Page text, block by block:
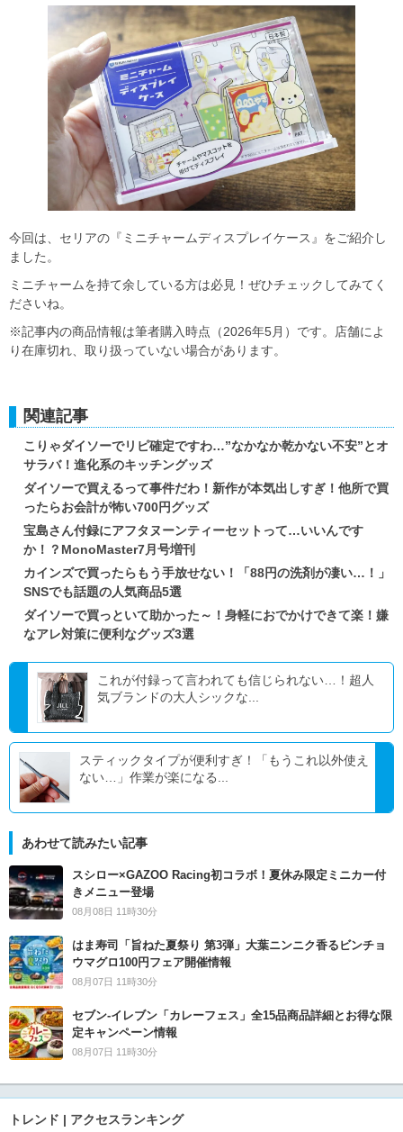
今回は、セリアの『ミニチャームディスプレイケース』をご紹介し
ました。
ミニチャームを持て余している方は必見！ぜひチェックしてみてく
ださいね。
※記事内の商品情報は筆者購入時点（2026年5月）です。店舗によ
り在庫切れ、取り扱っていない場合があります。
関連記事
こりゃダイソーでリピ確定ですわ…”なかなか乾かない不安”とオ
サラバ！進化系のキッチングッズ
ダイソーで買えるって事件だわ！新作が本気出しすぎ！他所で買
ったらお会計が怖い700円グッズ
宝島さん付録にアフタヌーンティーセットって…いいんです
か！？MonoMaster7月号増刊
カインズで買ったらもう手放せない！「88円の洗剤が凄い…！」
SNSでも話題の人気商品5選
ダイソーで買っといて助かった～！身軽におでかけできて楽！嫌
なアレ対策に便利なグッズ3選
これが付録って言われても信じられない…！超人
気ブランドの大人シックな...
スティックタイプが便利すぎ！「もうこれ以外使え
ない…」作業が楽になる...
あわせて読みたい記事
スシロー×GAZOO Racing初コラボ！夏休み限定ミニカー付
きメニュー登場
08月08日 11時30分
はま寿司「旨ねた夏祭り 第3弾」大葉ニンニク香るビンチョ
ウマグロ100円フェア開催情報
08月07日 11時30分
セブン‐イレブン「カレーフェス」全15品商品詳細とお得な限
定キャンペーン情報
08月07日 11時30分
トレンド | アクセスランキング